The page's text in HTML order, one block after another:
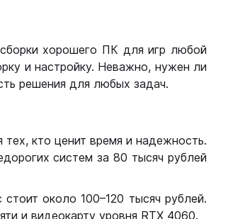
хорошего ПК для игр любой
и настройку. Неважно, нужен ли
решения для любых задач.
кто ценит время и надежность.
систем за 80 тысяч рублей
около 100–120 тысяч рублей.
и видеокарту уровня RTX 4060.